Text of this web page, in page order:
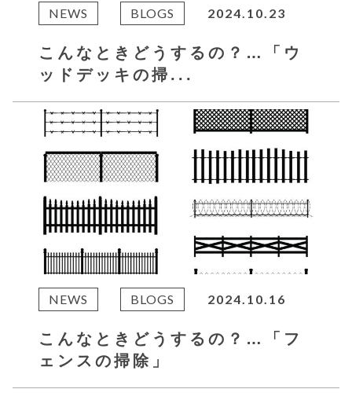
NEWS BLOGS 2024.10.23
こんなときどうするの？…「ウ
ッドデッキの掃...
NEWS BLOGS 2024.10.16
こんなときどうするの？…「フ
ェンスの掃除」